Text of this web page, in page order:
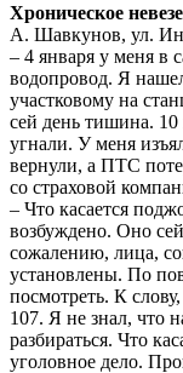
Хроническое
А. Шавкунов, ул.
– 4 января у меня в
водопровод. Я
участковому на
сей день тишина.
угнали. У меня
вернули, а ПТС
со страховой
– Что касается
возбуждено. Оно
сожалению, лица,
установлены. По
посмотреть. К
107. Я не знал, что
разбираться. Что
уголовное дело.